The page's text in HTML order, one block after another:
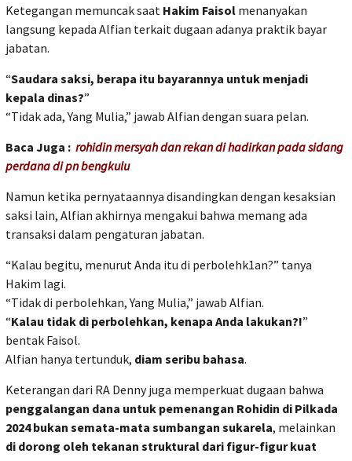
Ketegangan memuncak saat Hakim Faisol menanyakan
langsung kepada Alfian terkait dugaan adanya praktik bayar
jabatan.
“Saudara saksi, berapa itu bayarannya untuk menjadi
kepala dinas?”
“Tidak ada, Yang Mulia,” jawab Alfian dengan suara pelan.
Baca Juga : rohidin mersyah dan rekan di hadirkan pada sidang
perdana di pn bengkulu
Namun ketika pernyataannya disandingkan dengan kesaksian
saksi lain, Alfian akhirnya mengakui bahwa memang ada
transaksi dalam pengaturan jabatan.
“Kalau begitu, menurut Anda itu di perbolehk1an?” tanya
Hakim lagi.
“Tidak di perbolehkan, Yang Mulia,” jawab Alfian.
“Kalau tidak di perbolehkan, kenapa Anda lakukan?!”
bentak Faisol.
Alfian hanya tertunduk, diam seribu bahasa.
Keterangan dari RA Denny juga memperkuat dugaan bahwa
penggalangan dana untuk pemenangan Rohidin di Pilkada
2024 bukan semata-mata sumbangan sukarela, melainkan
di dorong oleh tekanan struktural dari figur-figur kuat